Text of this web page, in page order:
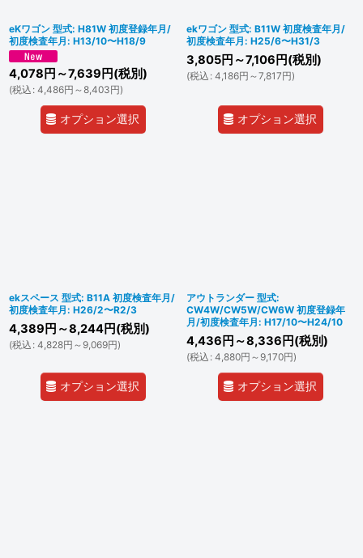
eKワゴン 型式: H81W 初度登録年月/
初度検査年月: H13/10〜H18/9
4,078 円 ～7,639 円(税別)
(税込 : 4,486円 ～8,403円)
オプション選択
ekワゴン 型式: B11W 初度検査年月/
初度検査年月: H25/6〜H31/3
3,805円 ～7,106 円(税別)
(税込 : 4,186円 ～7,817円)
オプション選択
ekスペース 型式: B11A 初度検査年月/
初度検査年月: H26/2〜R2/3
4,389 円 ～8,244円(税別)
(税込 : 4,828円 ～9,069円)
オプション選択
アウトランダー 型式:
CW4W/CW5W/CW6W 初度登録年
月/初度検査年月: H17/10〜H24/10
4,436 円 ～8,336 円(税別)
(税込 : 4,880円 ～9,170円)
オプション選択